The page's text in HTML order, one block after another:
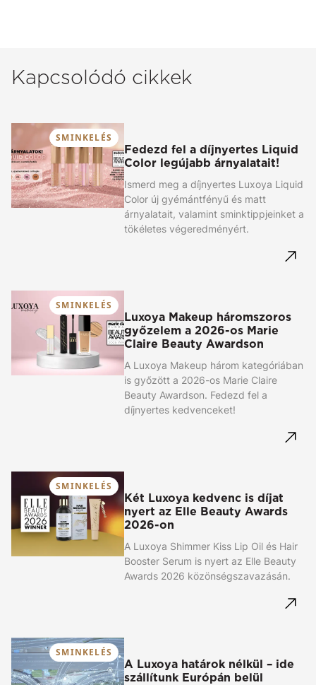
Kapcsolódó cikkek
SMINKELÉS
Fedezd fel a díjnyertes Liquid
Color legújabb árnyalatait!
Ismerd meg a díjnyertes Luxoya Liquid
Color új gyémántfényű és matt
árnyalatait, valamint sminktippjeinket a
tökéletes végeredményért.
SMINKELÉS
Luxoya Makeup háromszoros
győzelem a 2026-os Marie
Claire Beauty Awardson
A Luxoya Makeup három kategóriában
is győzött a 2026-os Marie Claire
Beauty Awardson. Fedezd fel a
díjnyertes kedvenceket!
SMINKELÉS
Két Luxoya kedvenc is díjat
nyert az Elle Beauty Awards
2026-on
A Luxoya Shimmer Kiss Lip Oil és Hair
Booster Serum is nyert az Elle Beauty
Awards 2026 közönségszavazásán.
SMINKELÉS
A Luxoya határok nélkül – ide
szállítunk Európán belül